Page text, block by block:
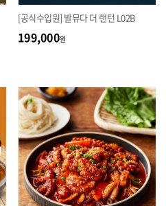
[공식수입원] 발뮤다 더 랜턴 L02B
199,000원